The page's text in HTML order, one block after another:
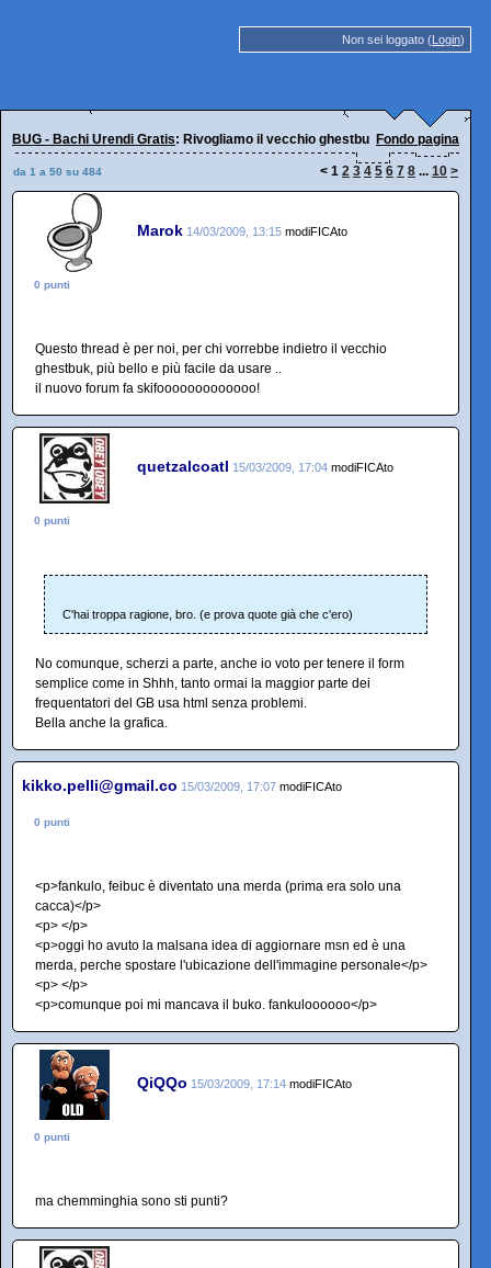
Non sei loggato (Login)
BUG - Bachi Urendi Gratis: Rivogliamo il vecchio ghestbuk!Fondo pagina
da 1 a 50 su 484 < 1 2 3 4 5 6 7 8 ... 10 >
Marok 14/03/2009, 13:15 modiFICAto
0 punti
Questo thread è per noi, per chi vorrebbe indietro il vecchio
ghestbuk, più bello e più facile da usare ..
il nuovo forum fa skifooooooooooooo!
quetzalcoatl 15/03/2009, 17:04 modiFICAto
0 punti
C'hai troppa ragione, bro. (e prova quote già che c'ero)
No comunque, scherzi a parte, anche io voto per tenere il form
semplice come in Shhh, tanto ormai la maggior parte dei
frequentatori del GB usa html senza problemi.
Bella anche la grafica.
kikko.pelli@gmail.co 15/03/2009, 17:07 modiFICAto
0 punti
<p>fankulo, feibuc è diventato una merda (prima era solo una
cacca)</p>
<p> </p>
<p>oggi ho avuto la malsana idea di aggiornare msn ed è una
merda, perche spostare l'ubicazione dell'immagine personale</p>
<p> </p>
<p>comunque poi mi mancava il buko. fankuloooooo</p>
QiQQo 15/03/2009, 17:14 modiFICAto
0 punti
ma chemminghia sono sti punti?